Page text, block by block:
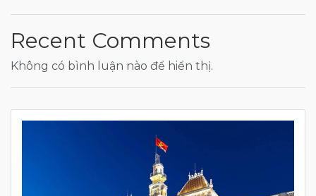
Recent Comments
Không có bình luận nào để hiển thị.